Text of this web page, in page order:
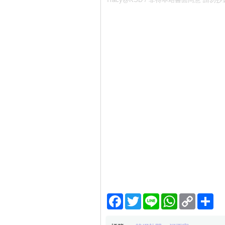
Facebook
TwitterLine WhatsApp
Copy
Link
分